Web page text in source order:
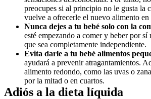
preocupes si al principio no le gusta la
vuelve a ofrecerle el nuevo alimento
Nunca dejes a tu bebé solo con la
esté empezando a comer y beber por
que sea completamente independiente.
Evita darle a tu bebé alimentos
ayudará a prevenir atragantamientos.
alimento redondo, como las uvas o
por la mitad o en cuartos.
Adiós a la dieta líquida